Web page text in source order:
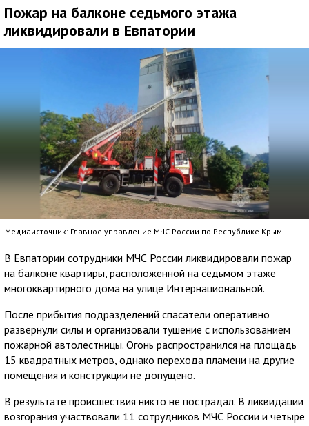
Пожар на балконе седьмого этажа
ликвидировали в Евпатории
Медиаисточник: Главное управление МЧС России по Республике Крым
В Евпатории сотрудники МЧС России ликвидировали пожар
на балконе квартиры, расположенной на седьмом этаже
многоквартирного дома на улице Интернациональной.
После прибытия подразделений спасатели оперативно
развернули силы и организовали тушение с использованием
пожарной автолестницы. Огонь распространился на площадь
15 квадратных метров, однако перехода пламени на другие
помещения и конструкции не допущено.
В результате происшествия никто не пострадал. В ликвидации
возгорания участвовали 11 сотрудников МЧС России и четыре